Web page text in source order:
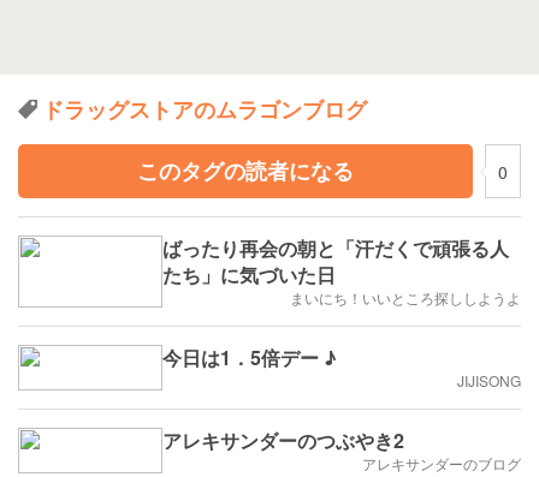
ドラッグストアのムラゴンブログ
このタグの読者になる
0
ばったり再会の朝と「汗だくで頑張る人
たち」に気づいた日
まいにち！いいところ探ししようよ
今日は1．5倍デー ♪
JIJISONG
アレキサンダーのつぶやき2
アレキサンダーのブログ